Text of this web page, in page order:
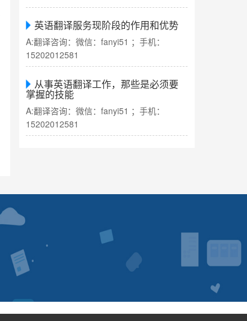
英语翻译服务现阶段的作用和优势
A:翻译咨询：微信：fanyi51 ；手机：
15202012581
从事英语翻译工作，那些是必须要
掌握的技能
A:翻译咨询：微信：fanyi51 ；手机：
15202012581